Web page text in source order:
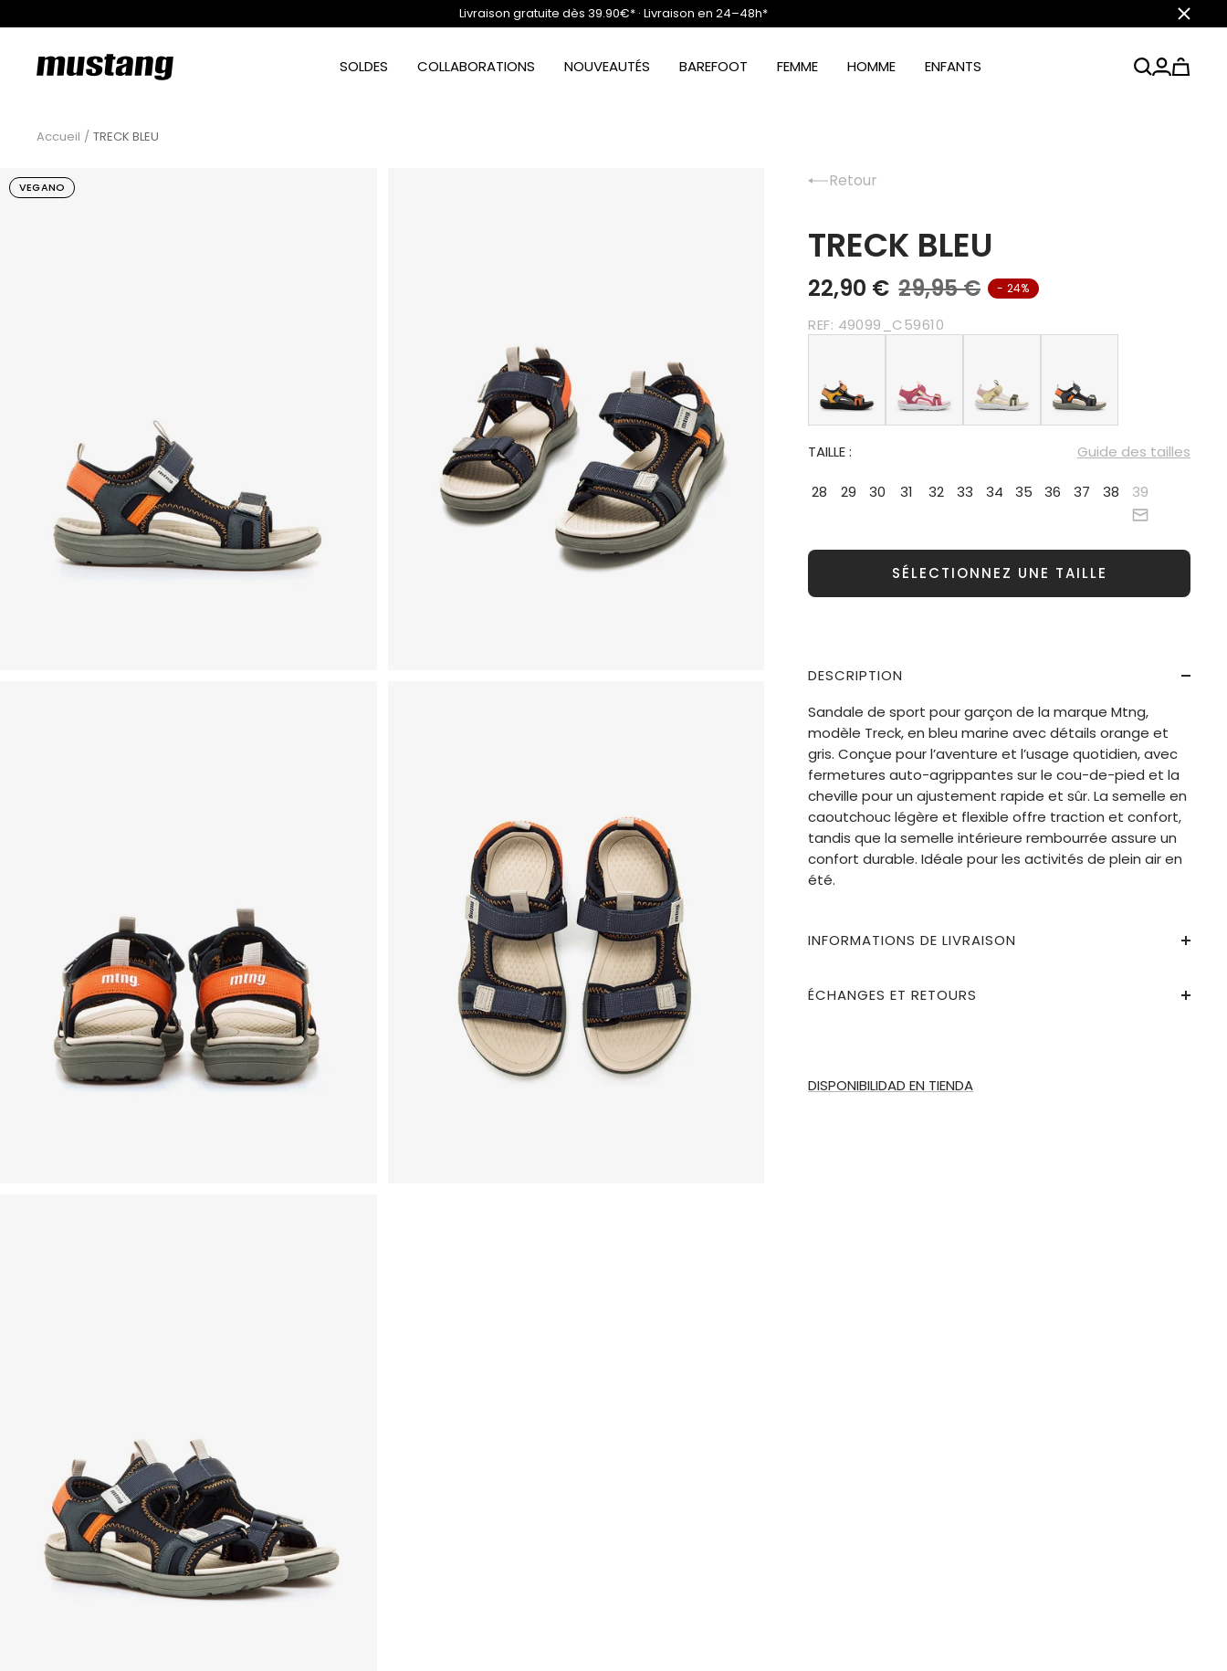
contenu
Livraison gratuite dès 39.90€* · Livraison en 24–48h* Fermer
mtngshoes SOLDES COLLABORATIONS NOUVEAUTÉS BAREFOOT FEMME HOMME ENFANTS
Accueil TRECK BLEU
VEGANO Retour
TRECK BLEU
22,90 € 29,95 € - 24%
REF: 49099_C59610
TAILLE : Guide des tailles
28 29 30 31 32 33 34 35 36 37 38 39
SÉLECTIONNEZ UNE TAILLE
DESCRIPTION
Sandale de sport pour garçon de la marque Mtng,
modèle Treck, en bleu marine avec détails orange et
gris. Conçue pour l’aventure et l’usage quotidien, avec
fermetures auto-agrippantes sur le cou-de-pied et la
cheville pour un ajustement rapide et sûr. La semelle en
caoutchouc légère et flexible offre traction et confort,
tandis que la semelle intérieure rembourrée assure un
confort durable. Idéale pour les activités de plein air en
été.
INFORMATIONS DE LIVRAISON
ÉCHANGES ET RETOURS
DISPONIBILIDAD EN TIENDA